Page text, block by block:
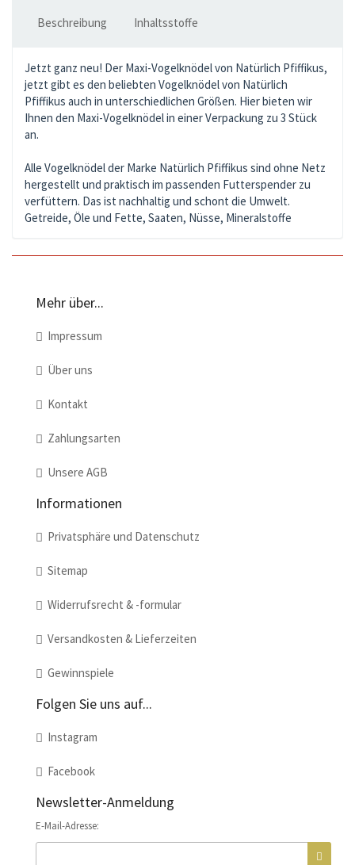
Beschreibung Inhaltsstoffe
Jetzt ganz neu! Der Maxi-Vogelknödel von Natürlich Pfiffikus,
jetzt gibt es den beliebten Vogelknödel von Natürlich
Pfiffikus auch in unterschiedlichen Größen. Hier bieten wir
Ihnen den Maxi-Vogelknödel in einer Verpackung zu 3 Stück
an.
Alle Vogelknödel der Marke Natürlich Pfiffikus sind ohne Netz
hergestellt und praktisch im passenden Futterspender zu
verfüttern. Das ist nachhaltig und schont die Umwelt.
Getreide, Öle und Fette, Saaten, Nüsse, Mineralstoffe
Mehr über...
Impressum
Über uns
Kontakt
Zahlungsarten
Unsere AGB
Informationen
Privatsphäre und Datenschutz
Sitemap
Widerrufsrecht & -formular
Versandkosten & Lieferzeiten
Gewinnspiele
Folgen Sie uns auf...
Instagram
Facebook
Newsletter-Anmeldung
E-Mail-Adresse: